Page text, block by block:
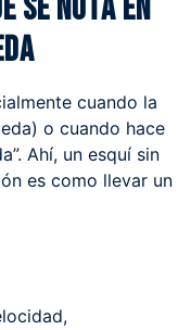
se nota en
cuando la
o cuando hace
Ahí, un esquí sin
es como llevar un